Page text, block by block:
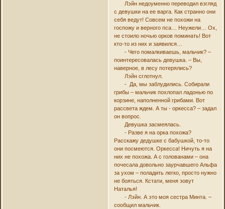
Лэйн недоуменно переводил взгляд
с девушки на ее варга. Как странно они
себя ведут! Совсем не похожи на
госпожу и верного пса… Неужели… Ох,
не стоило ночью орков поминать! Вот
кто-то из них и заявился…
- Чего помалкиваешь, мальчик? –
поинтересовалась девушка. – Вы,
наверное, в лесу потерялись?
Лэйн сглотнул.
- Да, мы заблудились. Собирали
грибы – мальчик похлопал ладонью по
корзине, наполненной грибами. Вот
рассвета ждем. А ты - оркесса? – задал
он вопрос.
Девушка засмеялась.
- Разве я на орка похожа?
Расскажу дедушке с бабушкой, то-то
они посмеются. Оркесса! Ничуть я на
них не похожа. А с голованами – она
почесала довольно заурчавшего Альфа
за ухом – поладить легко, просто нужно
не бояться. Кстати, меня зовут
Наталья!
- Лэйн. А это моя сестра Минта. –
сообщил мальчик.